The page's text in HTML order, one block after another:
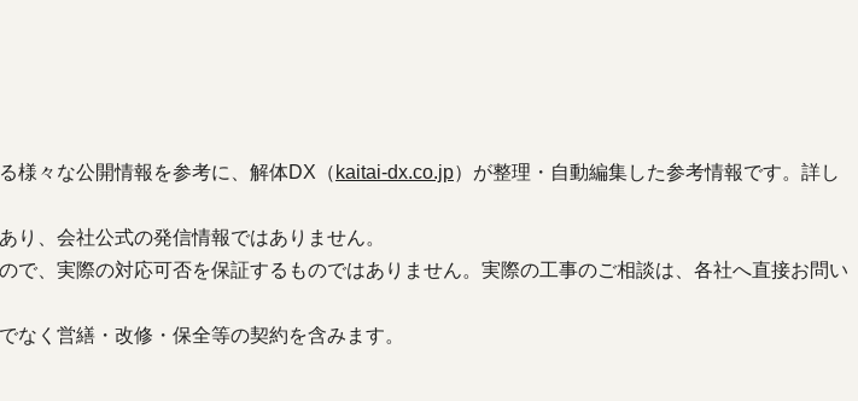
様々な公開情報を参考に、解体DX（ kaitai-dx.co.jp）が整理・自動編集した参考情報です。詳し
、会社公式の発信情報ではありません。
、実際の対応可否を保証するものではありません。実際の工事のご相談は、各社へ直接お問い
く営繕・改修・保全等の契約を含みます。